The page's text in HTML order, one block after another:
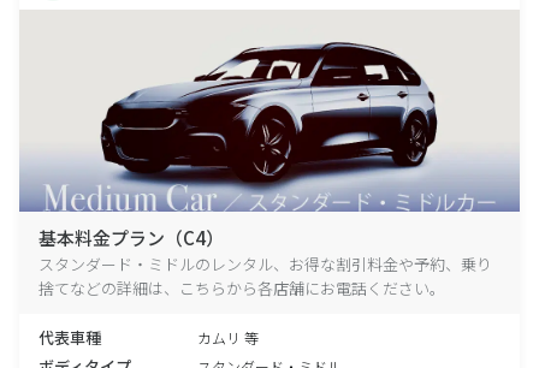
基本料金プラン（C4）
スタンダード・ミドルのレンタル、お得な割引料金や予約、乗り
捨てなどの詳細は、こちらから各店舗にお電話ください。
代表車種 カムリ 等